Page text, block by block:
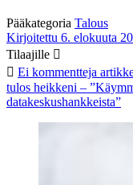
Pääkategoria Talous
Kirjoitettu 6. elokuuta
Tilaajille
Ei kommentteja
tulos heikkeni –
datakeskushankkeista”